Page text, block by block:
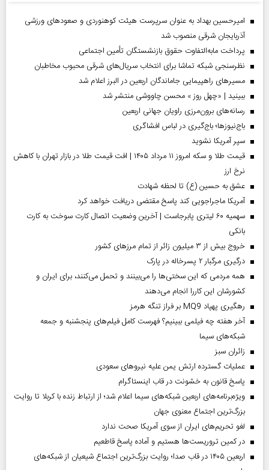
امیرحسین بهداد به عنوان سرپرست هیئت کوهنوردی و صعودهای ورزشی
آذربایجان شرقی منصوب شد
پرداخت مابه‌التفاوت حقوق بازنشستگان تأمین اجتماعی
نظرسنجی شبکه تماشا برای انتخاب سریال‌های شرقی محبوب مخاطبان
مسیر‌های راهپیمایی جاماندگان اربعین در البرز اعلام شد
ببینید | «چهل روز » محسن چاووشی منتشر شد
رسانه‌های برون‌مرزی راویان جهانی اربعین
باج‌نیوزها؛ باج‌گیری در لباس افشاگری
سپر آمریکا نشوید
قیمت طلا و سکه امروز ۱۱ مرداد ۱۴۰۵ | افت قیمت طلا در بازار تهران با کاهش
نرخ ارز
عشق به حسین (ع) تا لحظه شهادت
آمریکا ماجراجویی کند پاسخ مقتضی دریافت خواهد کرد
سهمیه ۶۰ لیتری پابرجاست | آخرین وضعیت اتصال کارت سوخت به کارت
بانکی
خروج بیش از ۳ میلیون زائر از تمام مرز‌های کشور
درگیری مرگبار ۲ پسرخاله در پارک
همه مردمی که این سختی‌ها را می‌بینند و تحمل می‌کنند، برای ایران و
کشورشان این کاررا انجام می‌دهند
رهگیری پهپاد MQ9 بر فراز تنگه هرمز
آخر هفته چه فیلمی ببینیم؟ فهرست کامل فیلم‌های پنجشنبه و جمعه
شبکه‌های سیما
‌زائران سبز
عملیات گسترده ارتش یمن علیه نیروهای سعودی
پاسخ قانون به خشونت در قاب اینستاگرام
ویژه‌برنامه‌های اربعین شبکه‌های سیما اعلام شد؛ از ارتباط زنده با کربلا تا روایت
بزرگ‌ترین اجتماع معنوی جهان
لغو تحریم‌های ایران از سوی آمریکا صحت ندارد
در کمین تروریست‌ها هستیم و آماده پاسخ قاطعیم
اربعین ۱۴۰۵ در قاب صدا؛ روایت بزرگ‌ترین اجتماع شیعیان از شبکه‌های